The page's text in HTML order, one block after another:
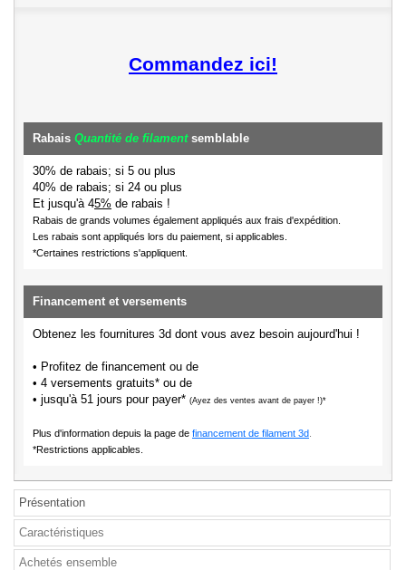
Commandez ici!
Rabais Quantité de filamentsemblable
30% de rabais; si 5 ou plus
40% de rabais; si 24 ou plus
Et jusqu'à 45% de rabais !
Rabais de grands volumes également appliqués aux frais d'expédition.
Les rabais sont appliqués lors du paiement, si applicables.
*Certaines restrictions s'appliquent.
Financement et versements
Obtenez les fournitures 3d dont vous avez besoin aujourd'hui !
• Profitez de financement ou de
• 4 versements gratuits* ou de
• jusqu'à 51 jours pour payer* (Ayez des ventes avant de payer !)*
Plus d'information depuis la page de financement de filament 3d
*Restrictions applicables.
Présentation
Caractéristiques
Achetés ensemble